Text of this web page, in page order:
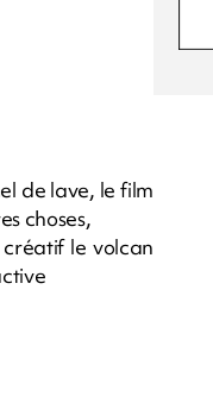
de lave, le film
choses,
le volcan